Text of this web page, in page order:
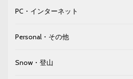
PC・インターネット
Personal・その他
Snow・登山